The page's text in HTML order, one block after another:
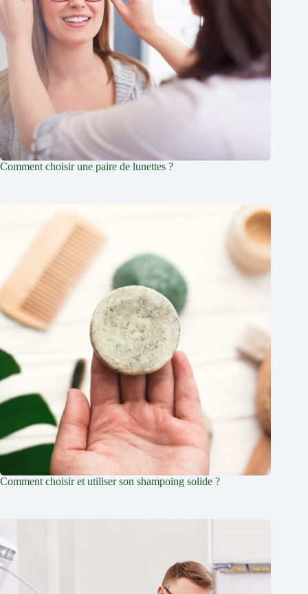
Comment choisir une paire de lunettes ?
Comment choisir et utiliser son shampoing solide ?